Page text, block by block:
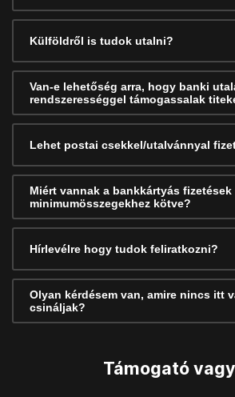
Külföldről is tudok utalni?
Van-e lehetőség arra, hogy banki
rendszerességgel támogassalak
Lehet postai csekkel/utalvánnyal
Miért vannak a bankkártyás fizetések
minimumösszegekhez kötve?
Hírlevélre hogy tudok feliratkozni?
Olyan kérdésem van, amire nincs itt
csináljak?
Támogató